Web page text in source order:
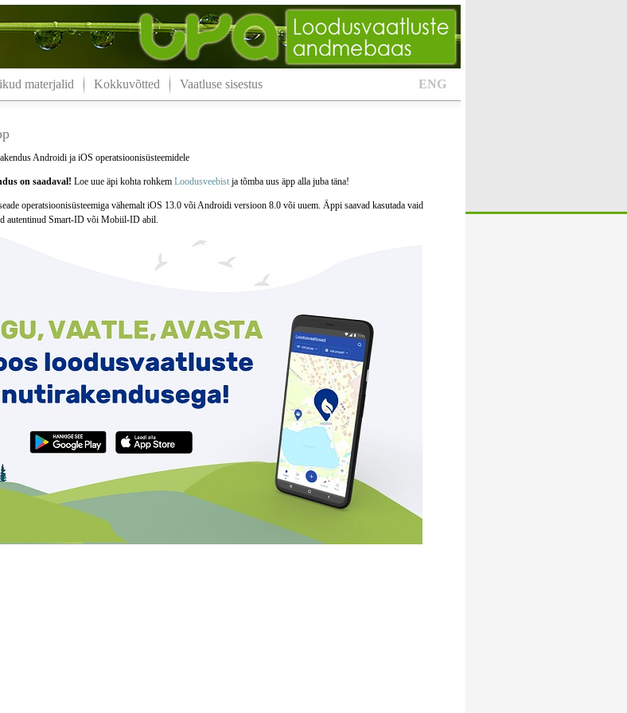
ENG
materjalid Kokkuvõtted Vaatluse sisestus
Androidi ja iOS operatsioonisüsteemidele
on saadaval! Loe uue äpi kohta rohkem Loodusveebistja tõmba uus äpp alla juba täna!
operatsioonisüsteemiga vähemalt iOS 13.0 või Androidi versioon 8.0 või uuem. Äppi saavad kasutada vaid
autentinud Smart-ID või Mobiil-ID abil.